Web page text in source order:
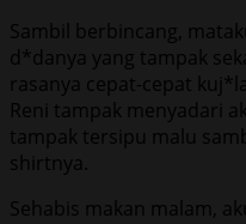
Sambil berbincang,
d*danya yang tampak
rasanya cepat-cepat
Reni tampak menyadari
tampak tersipu malu
shirtnya.
Sehabis makan malam,